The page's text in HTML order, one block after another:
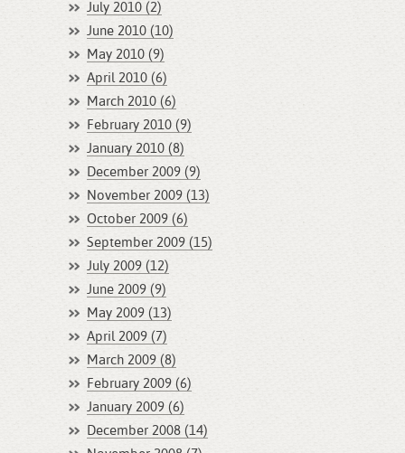
July 2010 (2)
June 2010 (10)
May 2010 (9)
April 2010 (6)
March 2010 (6)
February 2010 (9)
January 2010 (8)
December 2009 (9)
November 2009 (13)
October 2009 (6)
September 2009 (15)
July 2009 (12)
June 2009 (9)
May 2009 (13)
April 2009 (7)
March 2009 (8)
February 2009 (6)
January 2009 (6)
December 2008 (14)